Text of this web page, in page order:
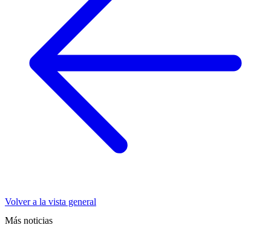
Volver a la vista general
Más noticias